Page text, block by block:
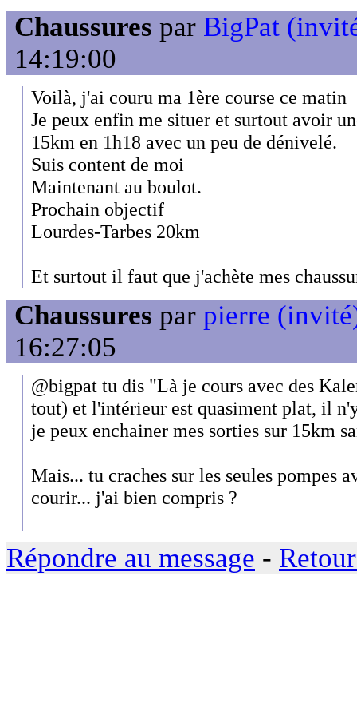
Chaussures par BigPat
14:19:00
Voilà, j'ai couru ma 1ère course ce matin
Je peux enfin me situer et surtout avoir
15km en 1h18 avec un peu de dénivelé.
Suis content de moi
Maintenant au boulot.
Prochain objectif
Lourdes-Tarbes 20km
Et surtout il faut que j'achète mes
Chaussures par pierre
16:27:05
@bigpat tu dis "Là je cours avec des
tout) et l'intérieur est quasiment plat, il
je peux enchainer mes sorties sur 15km
Mais... tu craches sur les seules pompes
courir... j'ai bien compris ?
Répondre au message -